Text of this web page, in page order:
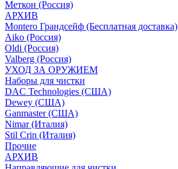
Меткон (Россия)
АРХИВ
Montero Грандсейф (Бесплатная доставка)
Aiko (Россия)
Oldi (Россия)
Valberg (Россия)
УХОД ЗА ОРУЖИЕМ
Наборы для чистки
DAC Technologies (США)
Dewey (США)
Ganmaster (США)
Nimar (Италия)
Stil Crin (Италия)
Прочие
АРХИВ